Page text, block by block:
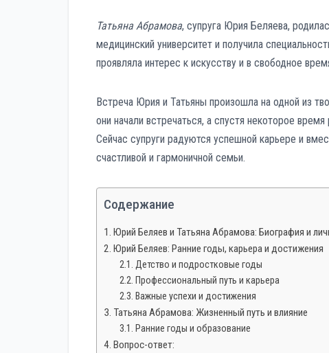
Татьяна Абрамова, супруга Юрия Беляева,
медицинский университет и получила
проявляла интерес к искусству и в свободное
Встреча Юрия и Татьяны произошла на одной из
они начали встречаться, а спустя некоторое
Сейчас супруги радуются успешной карьере и
счастливой и гармоничной семьи.
Содержание
Юрий Беляев и Татьяна Абрамова: Биография и
Юрий Беляев: Ранние годы, карьера и достижения
Детство и подростковые годы
Профессиональный путь и карьера
Важные успехи и достижения
Татьяна Абрамова: Жизненный путь и влияние
Ранние годы и образование
Вопрос-ответ: